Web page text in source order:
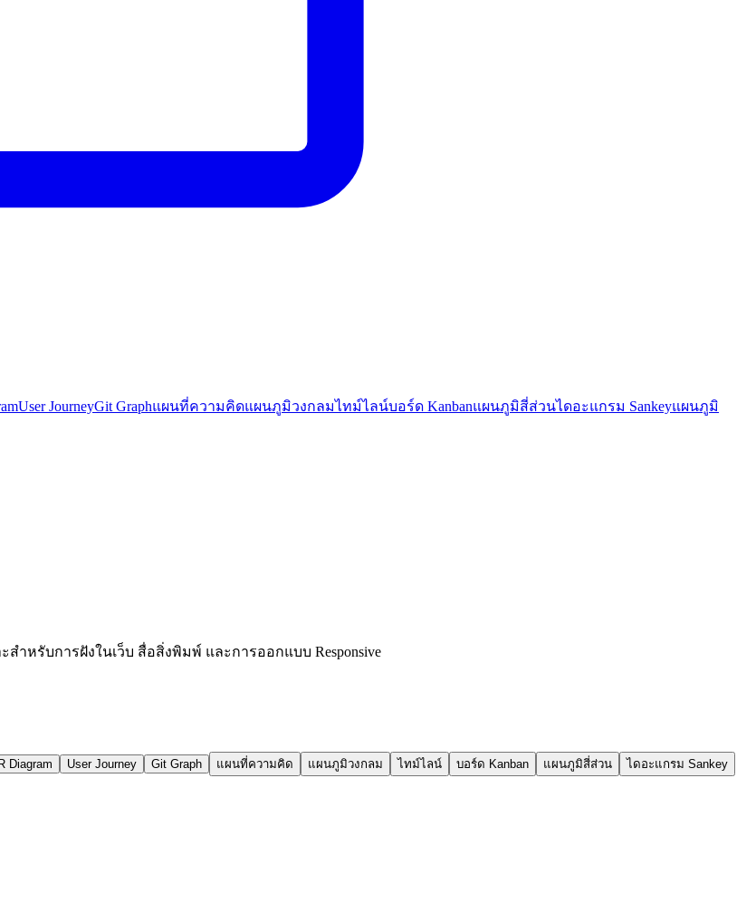
User JourneyGit Graphแผนที่ความคิดแผนภูมิวงกลมไทม์ไลน์บอร์ด Kanbanแผนภูมิสี่ส่วนไดอะแกรม Sankeyแผนภูมิ
ำหรับการฝังในเว็บ สื่อสิ่งพิมพ์ และการออกแบบ Responsive
Diagram User Journey Git Graph แผนที่ความคิด แผนภูมิวงกลม ไทม์ไลน์ บอร์ด Kanban แผนภูมิสี่ส่วน
ไดอะแกรม Sankey